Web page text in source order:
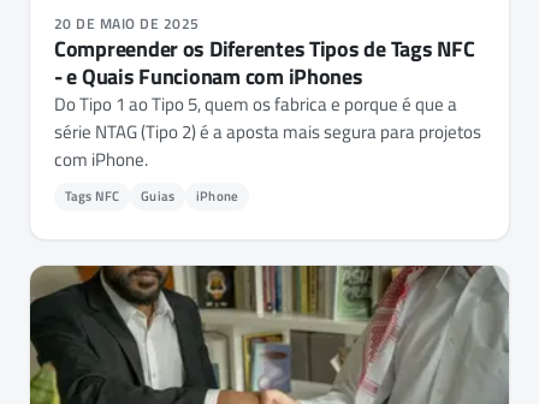
20 DE MAIO DE 2025
Compreender os Diferentes Tipos de Tags NFC
- e Quais Funcionam com iPhones
Do Tipo 1 ao Tipo 5, quem os fabrica e porque é que a
série NTAG (Tipo 2) é a aposta mais segura para projetos
com iPhone.
Tags NFC Guias iPhone